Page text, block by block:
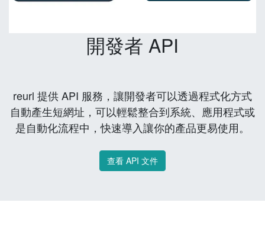
開發者 API
reurl 提供 API 服務，讓開發者可以透過程式化方式
自動產生短網址，可以輕鬆整合到系統、應用程式或
是自動化流程中，快速導入讓你的產品更易使用。
查看 API 文件